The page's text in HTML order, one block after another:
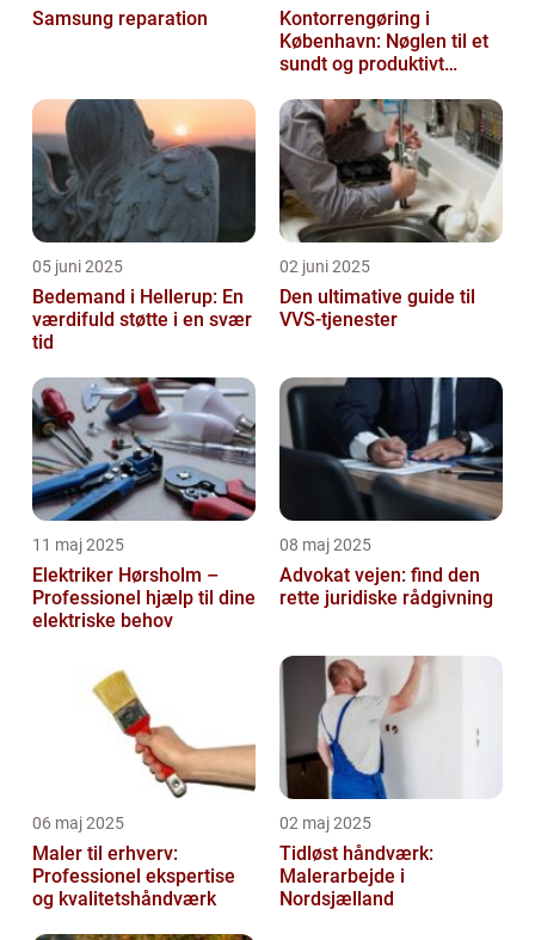
Samsung reparation
Kontorrengøring i
København: Nøglen til et
sundt og produktivt
05 juni 2025
Bedemand i Hellerup: En
værdifuld støtte i en svær
tid
02 juni 2025
Den ultimative guide til
VVS-tjenester
11 maj 2025
Elektriker Hørsholm –
Professionel hjælp til dine
elektriske behov
08 maj 2025
Advokat vejen: find den
rette juridiske rådgivning
06 maj 2025
Maler til erhverv:
Professionel ekspertise
og kvalitetshåndværk
02 maj 2025
Tidløst håndværk:
Malerarbejde i
Nordsjælland